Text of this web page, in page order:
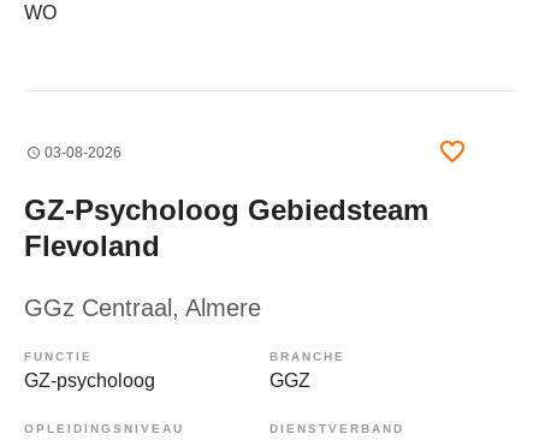
WO
03-08-2026
GZ-Psycholoog Gebiedsteam
Flevoland
GGz Centraal, Almere
FUNCTIE
GZ-psycholoog
BRANCHE
GGZ
OPLEIDINGSNIVEAU DIENSTVERBAND